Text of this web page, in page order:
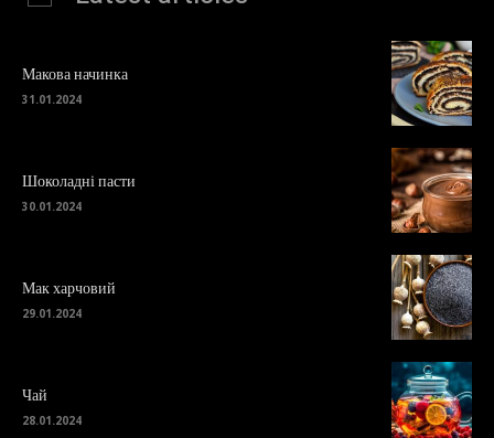
Макова начинка
31.01.2024
Шоколадні пасти
30.01.2024
Мак харчовий
29.01.2024
Чай
28.01.2024